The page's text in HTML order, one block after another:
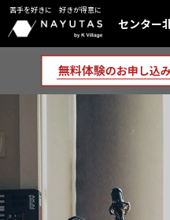
苦手を好きに 好きが得意に
センター